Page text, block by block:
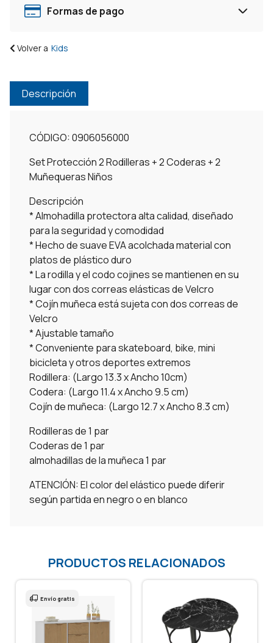
Formas de pago
Volver a Kids
Descripción
CÓDIGO: 0906056000
Set Protección 2 Rodilleras + 2 Coderas + 2
Muñequeras Niños
Descripción
* Almohadilla protectora alta calidad, diseñado
para la seguridad y comodidad
* Hecho de suave EVA acolchada material con
platos de plástico duro
* La rodilla y el codo cojines se mantienen en su
lugar con dos correas elásticas de Velcro
* Cojín muñeca está sujeta con dos correas de
Velcro
* Ajustable tamaño
* Conveniente para skateboard, bike, mini
bicicleta y otros deportes extremos
Rodillera: (Largo 13.3 x Ancho 10cm)
Codera: (Largo 11.4 x Ancho 9.5 cm)
Cojín de muñeca: (Largo 12.7 x Ancho 8.3 cm)
Rodilleras de 1 par
Coderas de 1 par
almohadillas de la muñeca 1 par
ATENCIÓN: El color del elástico puede diferir
según partida en negro o en blanco
PRODUCTOS RELACIONADOS
Envío gratis